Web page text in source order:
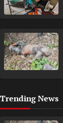
Trending News